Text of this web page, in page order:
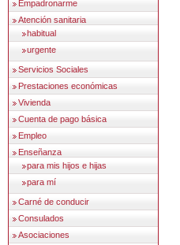
Empadronarme
Atención sanitaria
habitual
urgente
Servicios Sociales
Prestaciones económicas
Vivienda
Cuenta de pago básica
Empleo
Enseñanza
para mis hijos e hijas
para mí
Carné de conducir
Consulados
Asociaciones